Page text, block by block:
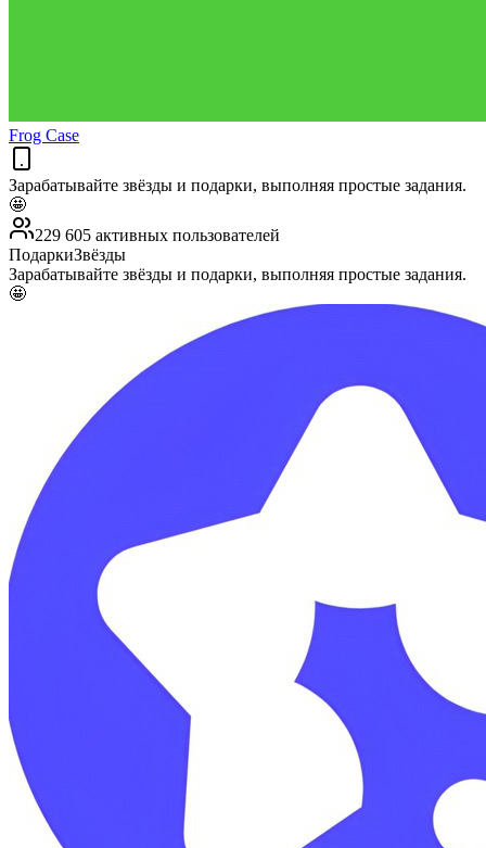
Frog Case
Зарабатывайте звёзды и подарки, выполняя простые задания.
🤩
229 605 активных пользователей
ПодаркиЗвёзды
Зарабатывайте звёзды и подарки, выполняя простые задания.
🤩